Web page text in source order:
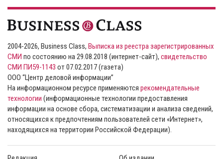
2004-2026, Business Class, Выписка из реестра зарегистрированных
СМИ по состоянию на 29.08.2018 (интернет-сайт), свидетельство
СМИ ПИ59-1143 от 07.02.2017 (газета)
ООО “Центр деловой информации”
На информационном ресурсе применяются рекомендательные
технологии (информационные технологии предоставления
информации на основе сбора, систематизации и анализа сведений,
относящихся к предпочтениям пользователей сети «Интернет»,
находящихся на территории Российской Федерации).